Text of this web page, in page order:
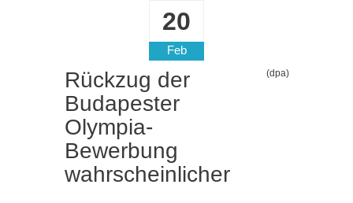
20
Feb
Rückzug der
Budapester
Olympia-
Bewerbung
wahrscheinlicher
(dpa)